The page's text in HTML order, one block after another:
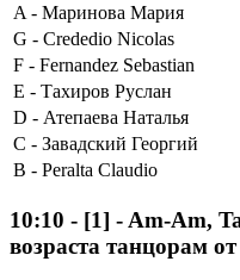
A - Маринова Мария
G - Crededio Nicolas
F - Fernandez Sebastian
E - Тахиров Руслан
D - Атепаева Наталья
C - Завадский Георгий
B - Peralta Claudio
10:10 - [1] - Am-Am,
возраста танцорам